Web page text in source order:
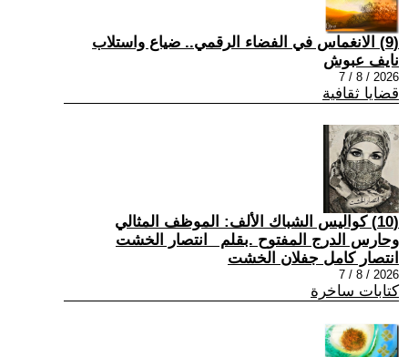
(9) الانغماس في الفضاء الرقمي.. ضياع واستلاب
نايف عبوش
2026 / 8 / 7
قضايا ثقافية
(10) كواليس الشباك الألف: الموظف المثالي
وحارس الدرج المفتوح .بقلم _انتصار الخشت
انتصار كامل جفلان الخشت
2026 / 8 / 7
كتابات ساخرة